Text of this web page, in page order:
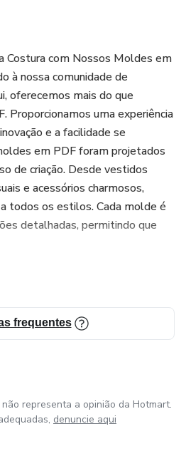
em PDF ficam hospedados
PROIBIDO a revenda do
plataforma.⁣⁣⁣
Costura com Nossos Moldes em
à nossa comunidade de
oferecemos mais do que
Proporcionamos uma experiência
e a facilidade se
em PDF foram projetados
de criação. Desde vestidos
e acessórios charmosos,
todos os estilos. Cada molde é
detalhadas, permitindo que
frequentes
representa a opinião da Hotmart.
denuncie aqui